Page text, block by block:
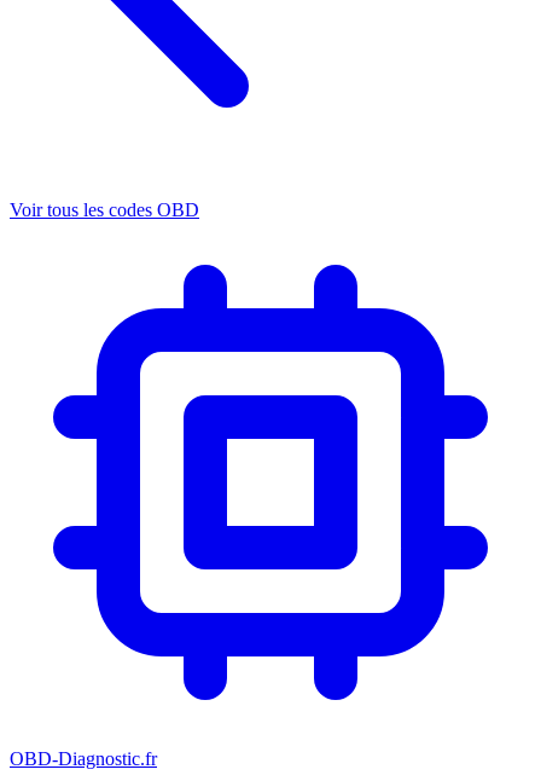
Voir tous les codes OBD
OBD-Diagnostic.fr